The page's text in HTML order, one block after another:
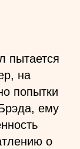
пытается
на
попытки
ему
о